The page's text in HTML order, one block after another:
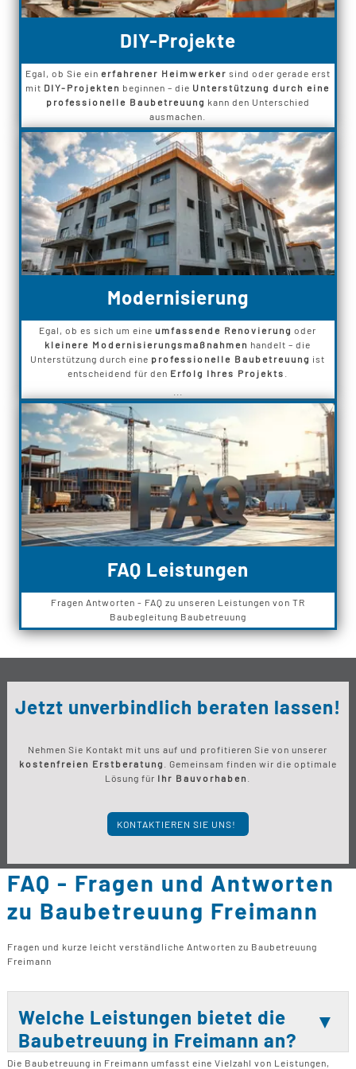
DIY-Projekte
Egal, ob Sie ein erfahrener Heimwerker sind oder gerade erst
mit DIY-Projekten beginnen – die Unterstützung durch eine
professionelle Baubetreuung kann den Unterschied
ausmachen.
Modernisierung
Egal, ob es sich um eineumfassende Renovierung oder
kleinere Modernisierungsmaßnahmen handelt – die
Unterstützung durch eine professionelle Baubetreuung ist
entscheidend für den Erfolg Ihres Projekts
FAQ Leistungen
Fragen Antworten - FAQ zu unseren Leistungen von TR
Baubegleitung Baubetreuung
Jetzt unverbindlich beraten lassen!
Nehmen Sie Kontakt mit uns auf und profitieren Sie von unserer
kostenfreien Erstberatung
. Gemeinsam finden wir die optimale
Lösung für Ihr Bauvorhaben
KONTAKTIEREN SIE UNS!
FAQ - Fragen und Antworten
zu Baubetreuung Freimann
Fragen und kurze leicht verständliche Antworten zu Baubetreuung
Freimann
Welche Leistungen bietet die
Baubetreuung in Freimann an?
Die Baubetreuung in Freimann umfasst eine Vielzahl von Leistungen,